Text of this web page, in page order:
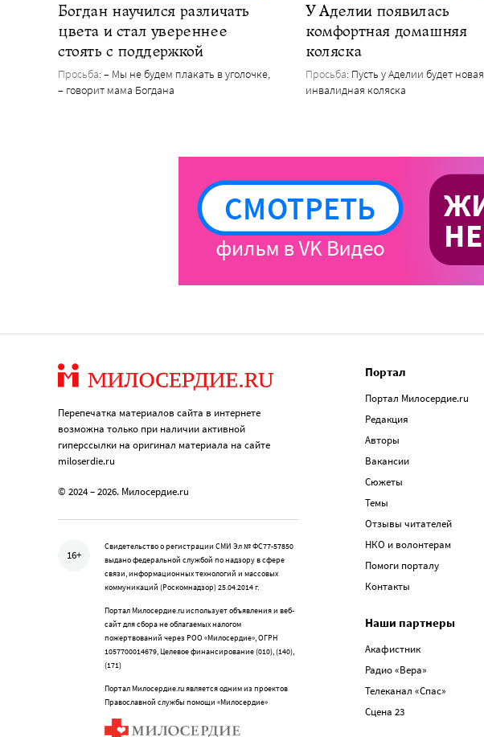
Богдан научился различать
цвета и стал увереннее
стоять с поддержкой
Просьба: – Мы не будем плакать в уголочке,
– говорит мама Богдана
У Аделии появилась
комфортная домашняя
коляска
Просьба: Пусть у Аделии будет новая
инвалидная коляска
Перепечатка материалов сайта в интернете
возможна только при наличии активной
гиперссылки на оригинал материала на сайте
miloserdie.ru
© 2024 – 2026. Милосердие.ru
16+
Свидетельство о регистрации СМИ Эл № ФС77-57850
выдано федеральной службой по надзору в сфере
связи, информационных технологий и массовых
коммуникаций (Роскомнадзор) 25.04.2014 г.
Портал Милосердие.ru использует объявления и веб-
сайт для сбора не облагаемых налогом
пожертвований через РОО «Милосердие», ОГРН
1057700014679, Целевое финансирование (010), (140),
(171)
Портал Милосердие.ru является одним из проектов
Православной службы помощи «Милосердие»
Портал
Портал Милосердие.ru
Редакция
Авторы
Вакансии
Сюжеты
Темы
Отзывы читателей
НКО и волонтерам
Помоги порталу
Контакты
Наши партнеры
Акафистник
Радио «Вера»
Телеканал «Спас»
Сцена 23